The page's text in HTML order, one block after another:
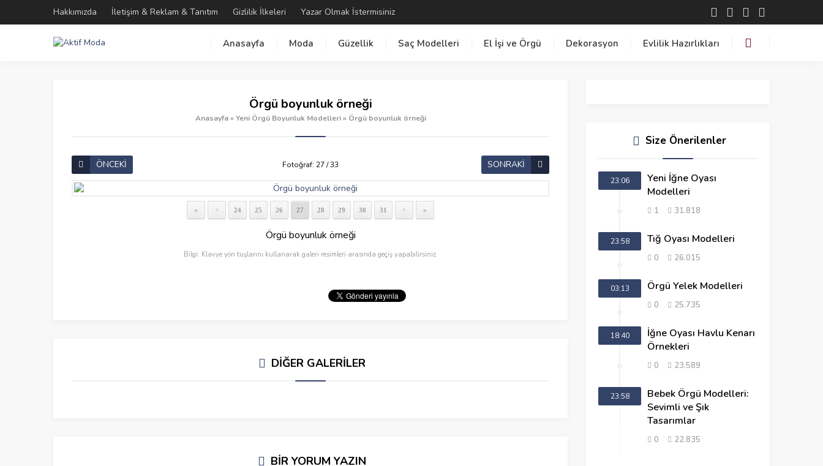
Hakkımızda İletişim & Reklam & Tanıtım Gizlilik İlkeleri Yazar Olmak İstermisiniz
Anasayfa Moda Güzellik Saç Modelleri El İşi ve Örgü Dekorasyon Evlilik Hazırlıkları
Örgü boyunluk örneği
Anasayfa » Yeni Örgü Boyunluk Modelleri » Örgü boyunluk örneği
ÖNCEKİ Fotoğraf: 27 / 33 SONRAKİ
« < 24 25 26 27 28 29 30 31 > »
Örgü boyunluk örneği
Bilgi: Klavye yön tuşlarını kullanarak galeri resimleri arasında geçiş yapabilirsiniz.
DİĞER GALERİLER
BİR YORUM YAZIN
Size Önerilenler
23:06
Yeni İğne Oyası
Modelleri
1 31.818
23:58 Tığ Oyası Modelleri
0 26.015
03:13 Örgü Yelek Modelleri
0 25.735
18:40
İğne Oyası Havlu Kenarı
Örnekleri
0 23.589
23:58
Bebek Örgü Modelleri:
Sevimli ve Şık
Tasarımlar
0 22.835